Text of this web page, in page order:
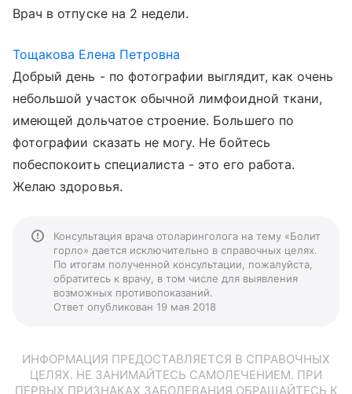
Врач в отпуске на 2 недели.
Тощакова Елена Петровна
Добрый день - по фотографии выглядит, как очень
небольшой участок обычной лимфоидной ткани,
имеющей дольчатое строение. Большего по
фотографии сказать не могу. Не бойтесь
побеспокоить специалиста - это его работа.
Желаю здоровья.
Консультация врача отоларинголога на тему «Болит
горло» дается исключительно в справочных целях.
По итогам полученной консультации, пожалуйста,
обратитесь к врачу, в том числе для выявления
возможных противопоказаний.
Ответ опубликован 19 мая 2018
ИНФОРМАЦИЯ ПРЕДОСТАВЛЯЕТСЯ В СПРАВОЧНЫХ
ЦЕЛЯХ. НЕ ЗАНИМАЙТЕСЬ САМОЛЕЧЕНИЕМ. ПРИ
ПЕРВЫХ ПРИЗНАКАХ ЗАБОЛЕВАНИЯ ОБРАЩАЙТЕСЬ К